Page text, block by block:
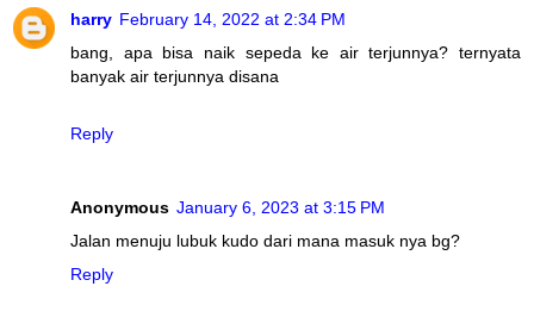
harry February 14, 2022 at 2:34 PM
bang, apa bisa naik sepeda ke air terjunnya? ternyata
banyak air terjunnya disana
Reply
Anonymous January 6, 2023 at 3:15 PM
Jalan menuju lubuk kudo dari mana masuk nya bg?
Reply